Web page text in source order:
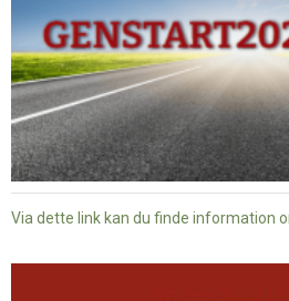
Via dette link kan du finde information